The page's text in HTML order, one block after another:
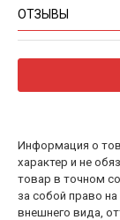
ОТЗЫВЫ
Информация о
характер и не
товар в точном
за собой право
внешнего вида,